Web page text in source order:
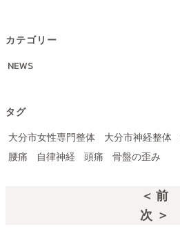
カテゴリー
NEWS
タグ
大分市女性専門整体
大分市神経整体
腰痛
自律神経 頭痛 骨盤の歪み
＜ 前
次 ＞